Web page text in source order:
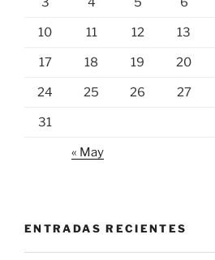
10 11 12 13
17 18 19 20
24 25 26 27
31
« May
ENTRADAS RECIENTES